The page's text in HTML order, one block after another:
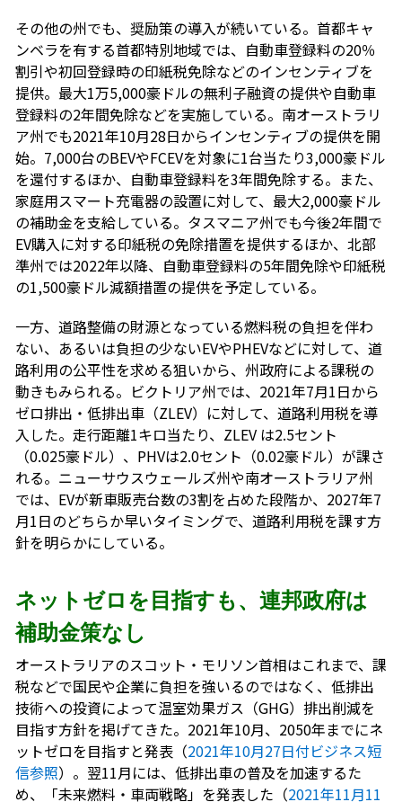
その他の州でも、奨励策の導入が続いている。首都キャ
ンベラを有する首都特別地域では、自動車登録料の20％
割引や初回登録時の印紙税免除などのインセンティブを
提供。最大1万5,000豪ドルの無利子融資の提供や自動車
登録料の2年間免除などを実施している。南オーストラリ
ア州でも2021年10月28日からインセンティブの提供を開
始。7,000台のBEVやFCEVを対象に1台当たり3,000豪ドル
を還付するほか、自動車登録料を3年間免除する。また、
家庭用スマート充電器の設置に対して、最大2,000豪ドル
の補助金を支給している。タスマニア州でも今後2年間で
EV購入に対する印紙税の免除措置を提供するほか、北部
準州では2022年以降、自動車登録料の5年間免除や印紙税
の1,500豪ドル減額措置の提供を予定している。
一方、道路整備の財源となっている燃料税の負担を伴わ
ない、あるいは負担の少ないEVやPHEVなどに対して、道
路利用の公平性を求める狙いから、州政府による課税の
動きもみられる。ビクトリア州では、2021年7月1日から
ゼロ排出・低排出車（ZLEV）に対して、道路利用税を導
入した。走行距離1キロ当たり、ZLEV は2.5セント
（0.025豪ドル）、PHVは2.0セント（0.02豪ドル）が課さ
れる。ニューサウスウェールズ州や南オーストラリア州
では、EVが新車販売台数の3割を占めた段階か、2027年7
月1日のどちらか早いタイミングで、道路利用税を課す方
針を明らかにしている。
ネットゼロを目指すも、連邦政府は
補助金策なし
オーストラリアのスコット・モリソン首相はこれまで、課
税などで国民や企業に負担を強いるのではなく、低排出
技術への投資によって温室効果ガス（GHG）排出削減を
目指す方針を掲げてきた。2021年10月、2050年までにネ
ットゼロを目指すと発表（2021年10月27日付ビジネス短
信参照）。翌11月には、低排出車の普及を加速するた
め、「未来燃料・車両戦略」を発表した（2021年11月11